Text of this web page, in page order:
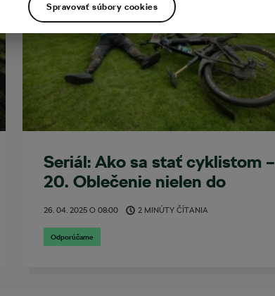
Seriál: Ako sa stať cyklistom –
20. Oblečenie nielen do
daždivých dní
26. 04. 2025 O 08:00 2 MINÚTY ČÍTANIA
Odporúčame
Spravovať súbory cookies